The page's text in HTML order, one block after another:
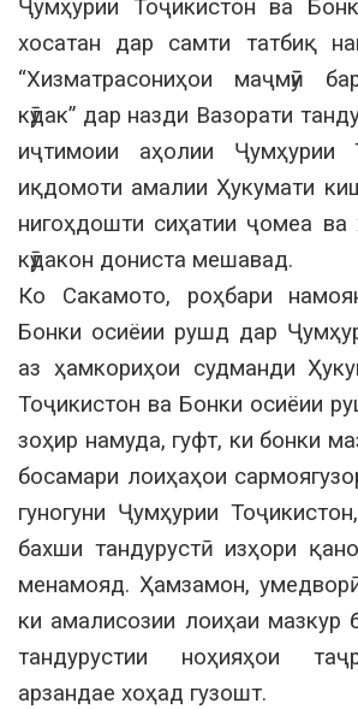
Ҷумҳурии Тоҷикистон ва
хосатан дар самти татбиқ
“Хизматрасониҳои маҷмӯӣ
кӯдак” дар назди Вазорати
иҷтимоии аҳолии Ҷумҳурии
иқдомоти амалии Ҳукумати
нигоҳдошти сиҳатии ҷомеа ва
кӯдакон дониста мешавад.
Ко Сакамото, роҳбари
Бонки осиёии рушд дар
аз ҳамкориҳои судманди
Тоҷикистон ва Бонки осиёии
зоҳир намуда, гуфт, ки бонки
босамари лоиҳаҳои
гуногуни Ҷумҳурии
бахши тандурустӣ изҳори
менамояд. Ҳамзамон,
ки амалисозии лоиҳаи мазкур
тандурустии ноҳияҳои
арзандае хоҳад гузошт.